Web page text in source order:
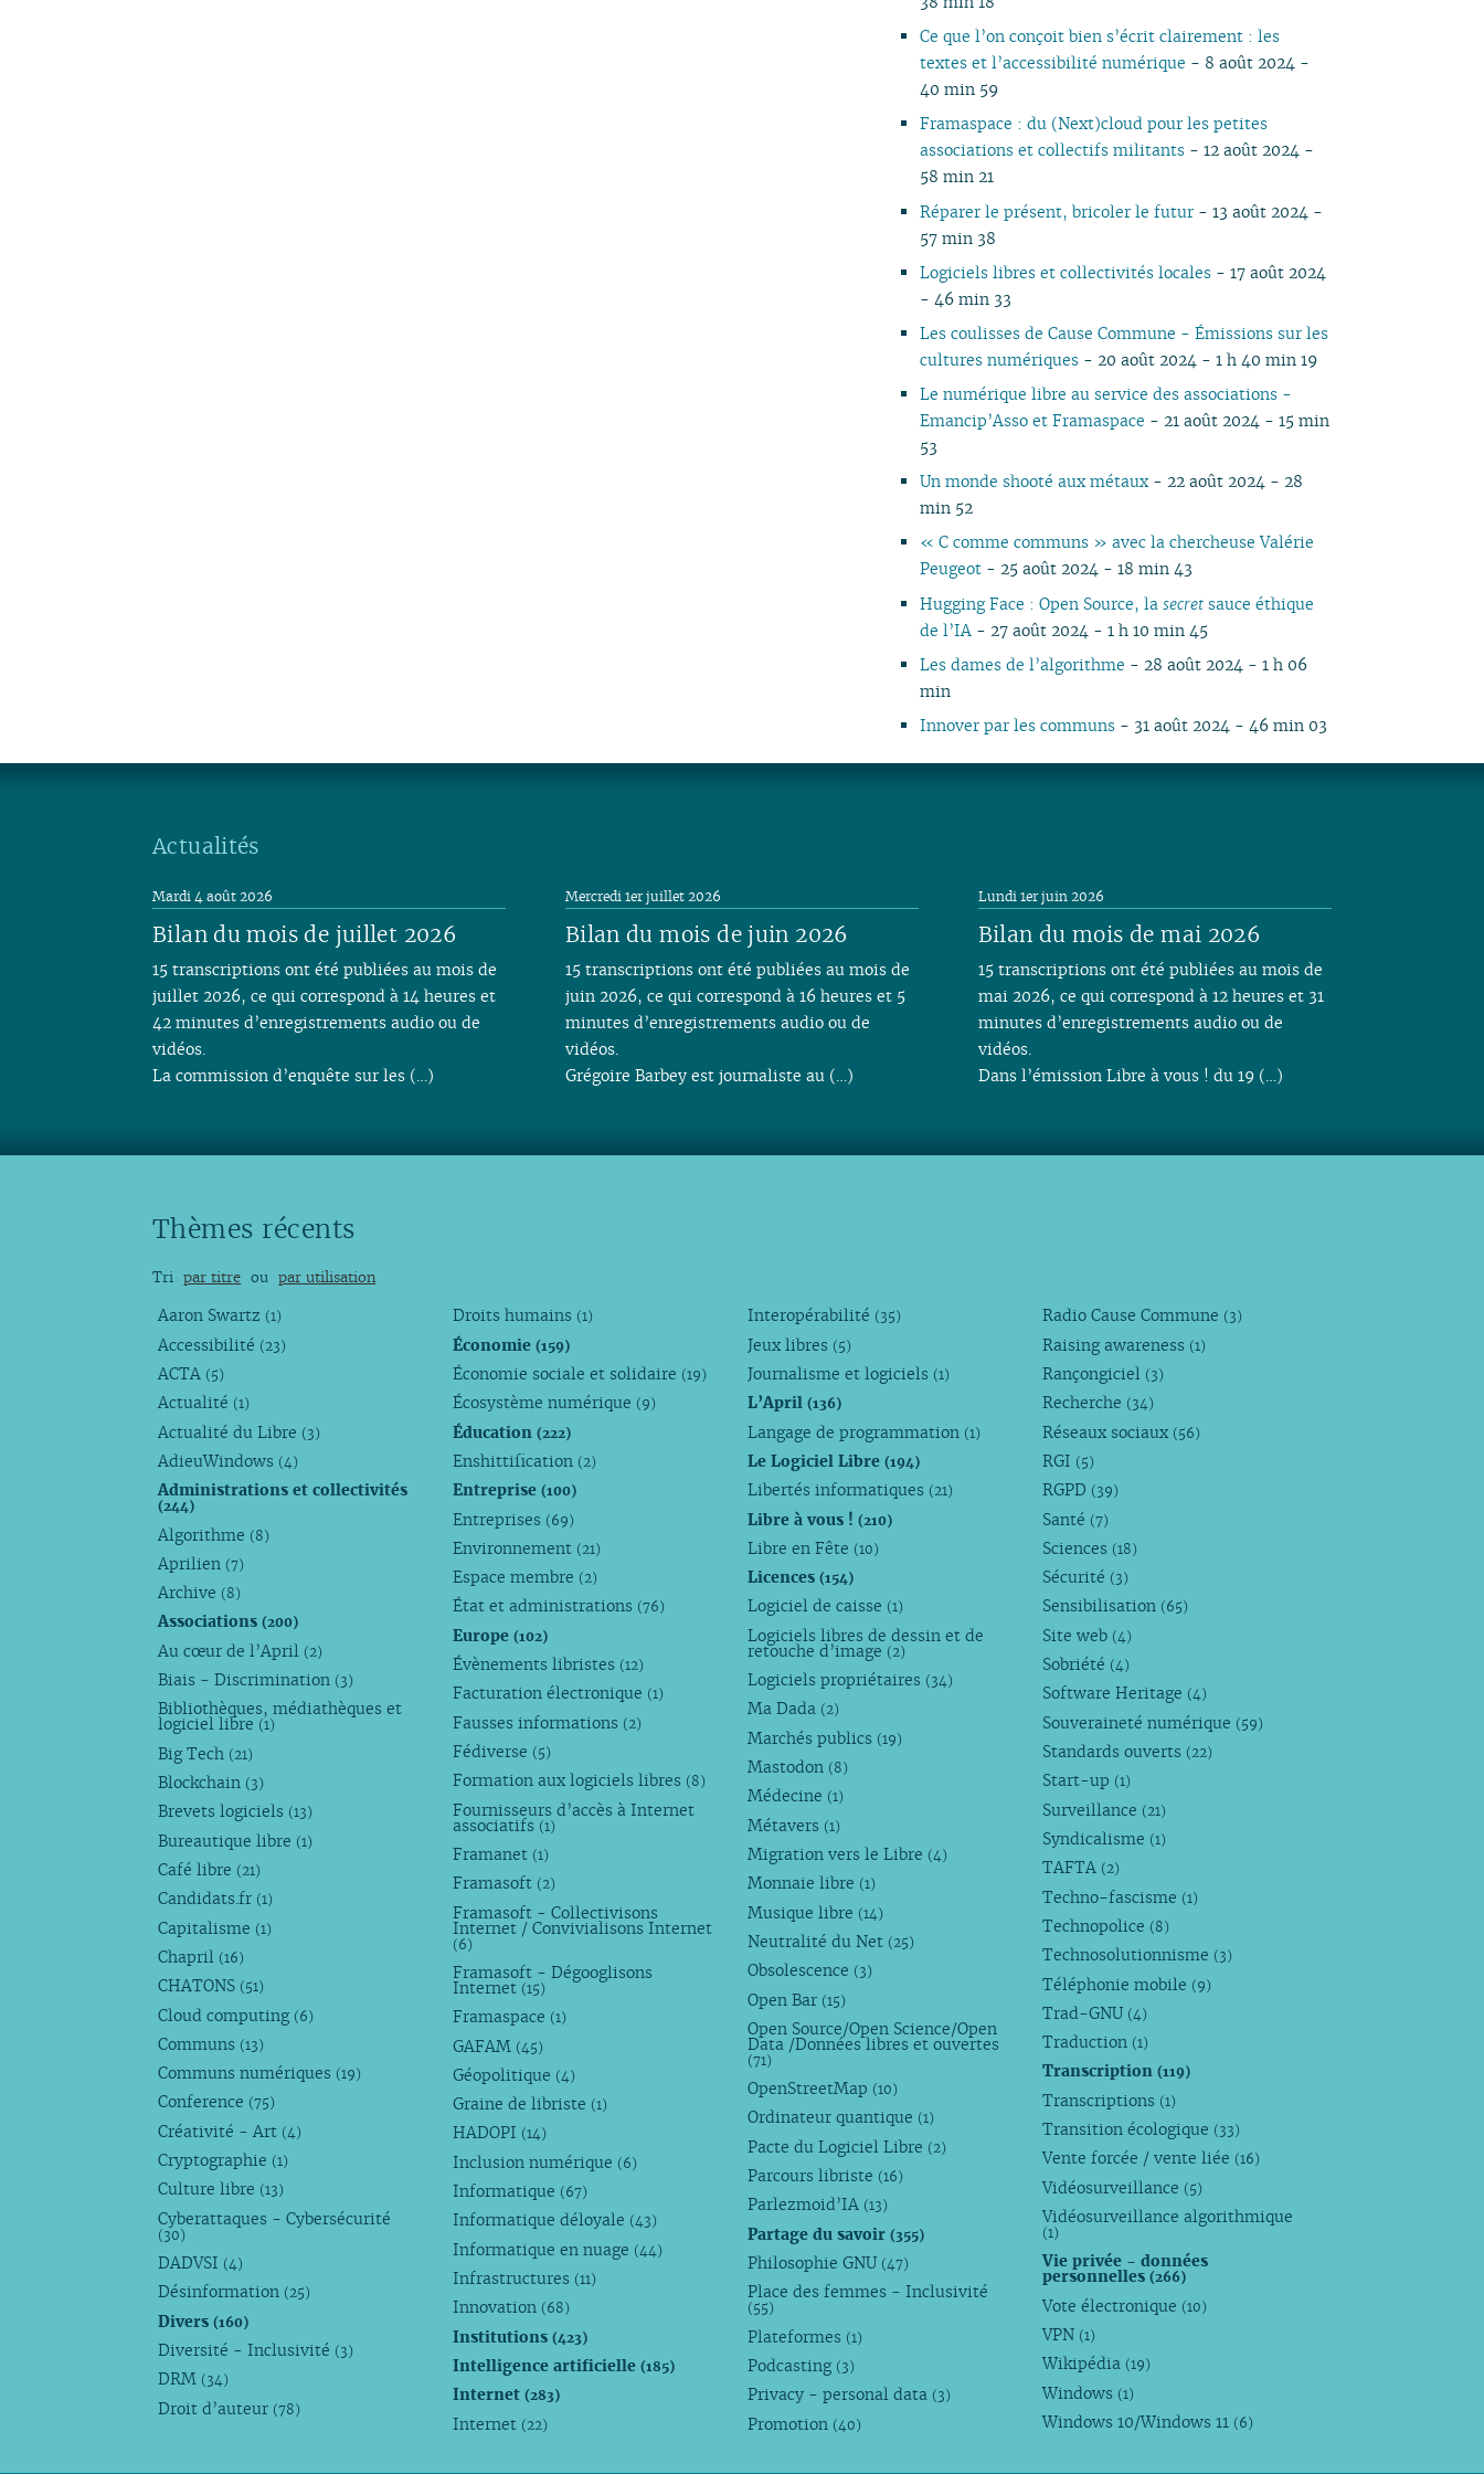
03
02
04
01
01
04
03
Ce que l’on conçoit bien s’écrit clairement : les
textes et l’accessibilité numérique - 8 août 2024 -
40 min 59
Framaspace : du (Next)cloud pour les petites
associations et collectifs militants - 12 août 2024 -
58 min 21
Réparer le présent, bricoler le futur - 13 août 2024 -
57 min 38
Logiciels libres et collectivités locales - 17 août 2024
- 46 min 33
Les coulisses de Cause Commune - Émissions sur les
cultures numériques - 20 août 2024 - 1 h 40 min 19
Le numérique libre au service des associations -
Emancip’Asso et Framaspace - 21 août 2024 - 15 min
53
Un monde shooté aux métaux- 22 août 2024 - 28
min 52
« C comme communs » avec la chercheuse Valérie
Peugeot - 25 août 2024 - 18 min 43
Hugging Face : Open Source, lasecret sauce éthique
de l’IA - 27 août 2024 - 1 h 10 min 45
Les dames de l’algorithme - 28 août 2024 - 1 h 06
min
Innover par les communs - 31 août 2024 - 46 min 03
Actualités
Bilan du mois de juillet 2026
Mardi 4 août 2026
15 transcriptions ont été publiées au mois de
juillet 2026, ce qui correspond à 14 heures et
42 minutes d’enregistrements audio ou de
vidéos.
La commission d’enquête sur les (…)
Bilan du mois de juin 2026
Mercredi 1er juillet 2026
15 transcriptions ont été publiées au mois de
juin 2026, ce qui correspond à 16 heures et 5
minutes d’enregistrements audio ou de
vidéos.
Grégoire Barbey est journaliste au (…)
Bilan du mois de mai 2026
Lundi 1er juin 2026
15 transcriptions ont été publiées au mois de
mai 2026, ce qui correspond à 12 heures et 31
minutes d’enregistrements audio ou de
vidéos.
Dans l’émission Libre à vous ! du 19 (…)
Thèmes récents
Tri par titre ou par utilisation
Aaron Swartz (1)
Accessibilité (23)
ACTA (5)
Actualité (1)
Actualité du Libre (3)
AdieuWindows (4)
Administrations et collectivités
(244)
Algorithme (8)
Aprilien (7)
Archive (8)
Associations(200)
Au cœur de l’April (2)
Biais - Discrimination (3)
Bibliothèques, médiathèques et
logiciel libre (1)
Big Tech (21)
Blockchain (3)
Brevets logiciels (13)
Bureautique libre (1)
Café libre (21)
Candidats.fr (1)
Capitalisme (1)
Chapril (16)
CHATONS (51)
Cloud computing (6)
Communs (13)
Communs numériques (19)
Conference (75)
Créativité - Art (4)
Cryptographie (1)
Culture libre (13)
Cyberattaques - Cybersécurité
(30)
DADVSI (4)
Désinformation (25)
Divers(160)
Diversité - Inclusivité (3)
DRM (34)
Droit d’auteur (78)
Droits humains (1)
Économie(159)
Économie sociale et solidaire (19)
Écosystème numérique (9)
Éducation(222)
Enshittification (2)
Entreprise(100)
Entreprises (69)
Environnement (21)
Espace membre (2)
État et administrations (76)
Europe(102)
Évènements libristes (12)
Facturation électronique (1)
Fausses informations (2)
Fédiverse (5)
Formation aux logiciels libres (8)
Fournisseurs d’accès à Internet
associatifs (1)
Framanet (1)
Framasoft (2)
Framasoft - Collectivisons
Internet / Convivialisons Internet
(6)
Framasoft - Dégooglisons
Internet (15)
Framaspace (1)
GAFAM (45)
Géopolitique (4)
Graine de libriste (1)
HADOPI (14)
Inclusion numérique (6)
Informatique (67)
Informatique déloyale (43)
Informatique en nuage (44)
Infrastructures (11)
Innovation (68)
Institutions(423)
Intelligence artificielle(185)
Internet(283)
Internet (22)
Interopérabilité (35)
Jeux libres (5)
Journalisme et logiciels (1)
L’April(136)
Langage de programmation (1)
Le Logiciel Libre(194)
Libertés informatiques (21)
Libre à vous !(210)
Libre en Fête (10)
Licences(154)
Logiciel de caisse (1)
Logiciels libres de dessin et de
retouche d’image (2)
Logiciels propriétaires (34)
Ma Dada (2)
Marchés publics (19)
Mastodon (8)
Médecine (1)
Métavers (1)
Migration vers le Libre (4)
Monnaie libre (1)
Musique libre (14)
Neutralité du Net (25)
Obsolescence (3)
Open Bar (15)
Open Source/Open Science/Open
Data /Données libres et ouvertes
(71)
OpenStreetMap (10)
Ordinateur quantique (1)
Pacte du Logiciel Libre (2)
Parcours libriste (16)
Parlezmoid’IA (13)
Partage du savoir(355)
Philosophie GNU (47)
Place des femmes - Inclusivité
(55)
Plateformes (1)
Podcasting (3)
Privacy - personal data (3)
Promotion (40)
Radio Cause Commune (3)
Raising awareness (1)
Rançongiciel (3)
Recherche (34)
Réseaux sociaux (56)
RGI (5)
RGPD (39)
Santé (7)
Sciences (18)
Sécurité (3)
Sensibilisation (65)
Site web (4)
Sobriété (4)
Software Heritage (4)
Souveraineté numérique (59)
Standards ouverts (22)
Start-up (1)
Surveillance (21)
Syndicalisme (1)
TAFTA (2)
Techno-fascisme (1)
Technopolice (8)
Technosolutionnisme (3)
Téléphonie mobile (9)
Trad-GNU (4)
Traduction (1)
Transcription(119)
Transcriptions (1)
Transition écologique (33)
Vente forcée / vente liée (16)
Vidéosurveillance (5)
Vidéosurveillance algorithmique
(1)
Vie privée - données
personnelles(266)
Vote électronique (10)
VPN (1)
Wikipédia (19)
Windows (1)
Windows 10/Windows 11 (6)